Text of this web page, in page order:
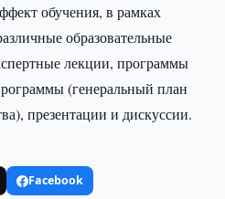
обучения, в рамках
образовательные
лекции, программы
(генеральный план
презентации и дискуссии.
Facebook